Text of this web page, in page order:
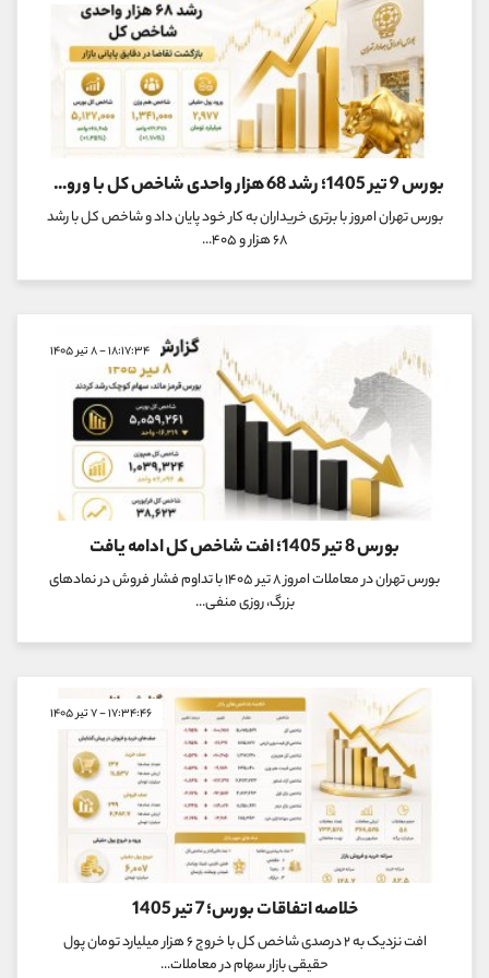
بورس 9 تیر 1405؛ رشد 68 هزار واحدی شاخص کل با ورود 3 همت پول حقیقی
بورس تهران امروز با برتری خریداران به کار خود پایان داد و شاخص کل با رشد
۶۸ هزار و ۴۰۵...
۱۸:۱۷:۳۴ - ۸ تیر ۱۴۰۵
بورس 8 تیر 1405؛ افت شاخص کل ادامه یافت
بورس تهران در معاملات امروز ۸ تیر ۱۴۰۵ با تداوم فشار فروش در نمادهای
بزرگ، روزی منفی...
۱۷:۳۴:۴۶ - ۷ تیر ۱۴۰۵
خلاصه اتفاقات بورس؛ 7 تیر 1405
افت نزدیک به ۲ درصدی شاخص کل با خروج ۶ هزار میلیارد تومان پول
حقیقی بازار سهام در معاملات...